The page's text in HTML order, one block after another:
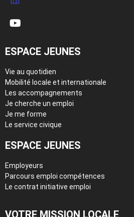
ESPACE JEUNES
Vie au quotidien
Mobilité locale et internationale
Les accompagnements
Je cherche un emploi
Je me forme
Le service civique
ESPACE JEUNES
Employeurs
Parcours emploi compétences
Le contrat initiative emploi
VOTRE MISSION LOCALE